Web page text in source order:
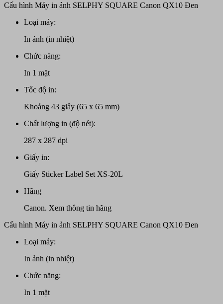
Cấu hình Máy in ảnh SELPHY SQUARE Canon QX10 Đen
Loại máy:
In ảnh (in nhiệt)
Chức năng:
In 1 mặt
Tốc độ in:
Khoảng 43 giây (65 x 65 mm)
Chất lượng in (độ nét):
287 x 287 dpi
Giấy in:
Giấy Sticker Label Set XS-20L
Hãng
Canon. Xem thông tin hãng
Cấu hình Máy in ảnh SELPHY SQUARE Canon QX10 Đen
Loại máy:
In ảnh (in nhiệt)
Chức năng:
In 1 mặt